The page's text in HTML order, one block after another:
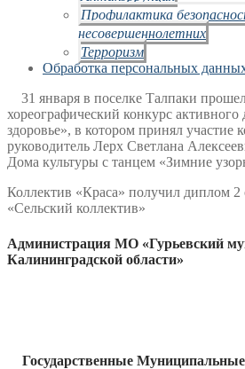
Профилактика
несовершеннолетних
Терроризм
Обработка персональных
31 января в поселке Талпаки
хореографический конкурс
здоровье», в котором принял участие
руководитель Лерх Светлана
Дома культуры с танцем «Зимние
Коллектив «Краса» получил диплом 2
«Сельский коллектив»
Администрация МО «Гурьевский
Калининградской области»
Государственные